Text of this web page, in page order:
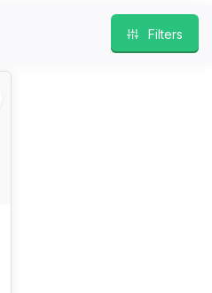
Filters